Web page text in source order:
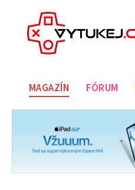
MAGAZÍN FÓRUM